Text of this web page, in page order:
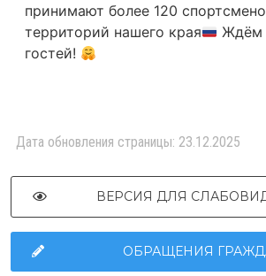
принимают более 120
территорий нашего края
Ждём
гостей!
Дата обновления страницы: 23.12.2025
ВЕРСИЯ ДЛЯ
ОБРАЩЕНИЯ